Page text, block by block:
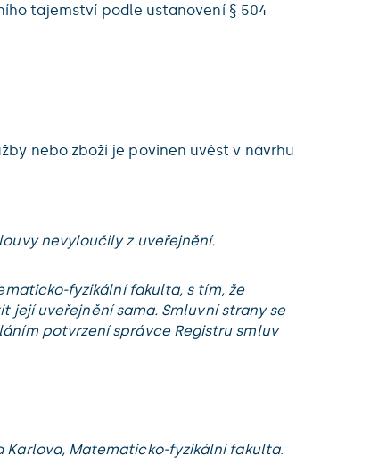
tajemství podle ustanovení § 504
nebo zboží je povinen uvést v návrhu
nevyloučily z uveřejnění.
fyzikální fakulta, s tím, že
její uveřejnění sama. Smluvní strany se
potvrzení správce Registru smluv
Karlova, Matematicko-fyzikální fakulta.